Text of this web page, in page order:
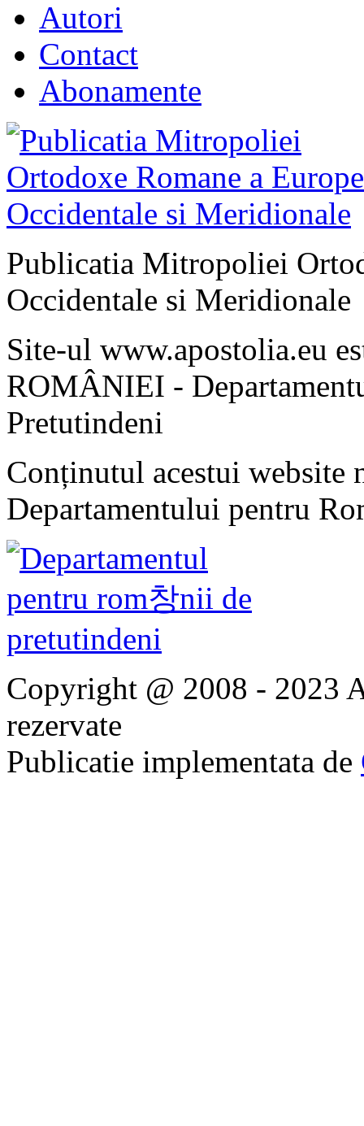
Autori
Contact
Abonamente
Publicatia Mitropoliei
Occidentale si Meridionale
Site-ul www.apostolia.eu
ROMÂNIEI -
Pretutindeni
Conținutul acestui website
Departamentului pentru
Copyright @ 2008 - 2023
rezervate
Publicatie implementata de